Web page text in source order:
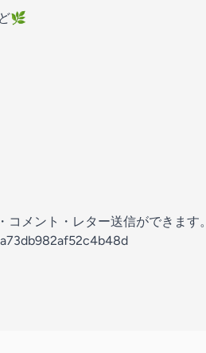
🌿
メント・レター送信ができます。